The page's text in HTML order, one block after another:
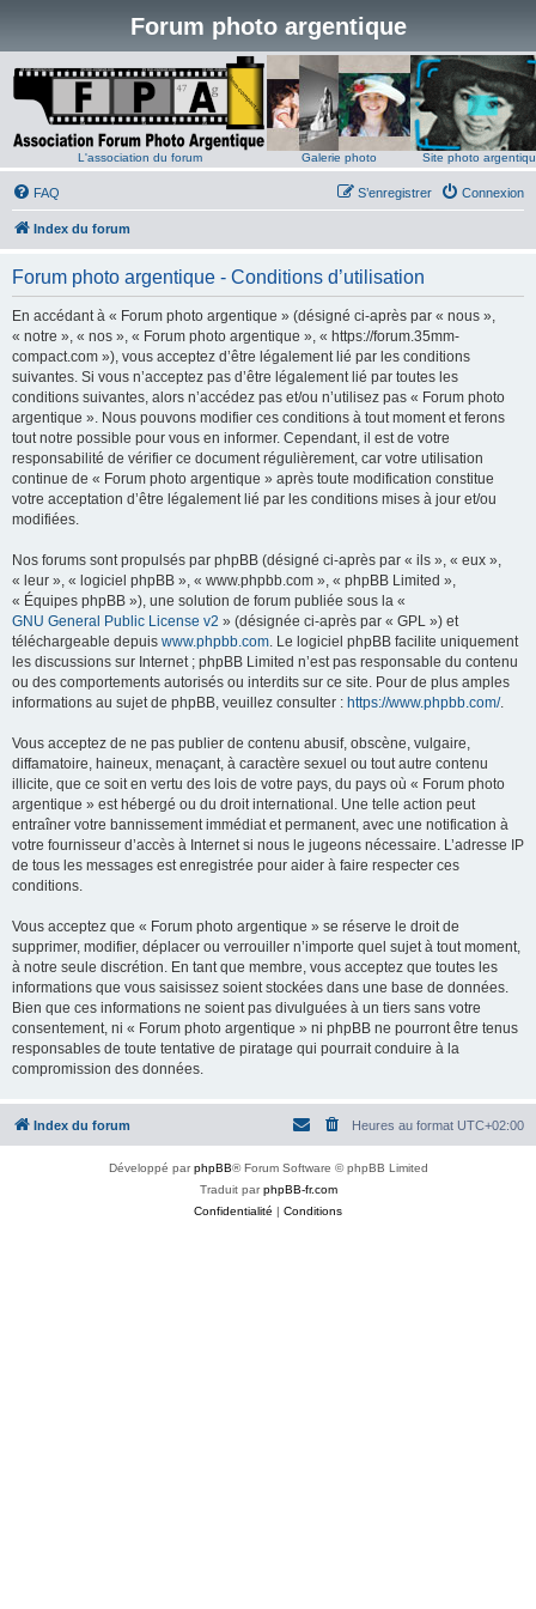
Forum photo argentique
L'association du forum Galerie photo Site photo
FAQ Connexion
S’enregistrer
Index du forum
Forum photo argentique - Conditions d’utilisation
En accédant à « Forum photo argentique » (désigné ci-après par « nous »,
« notre », « nos », « Forum photo argentique », « https://forum.35mm-
compact.com »), vous acceptez d’être légalement lié par les conditions
suivantes. Si vous n’acceptez pas d’être légalement lié par toutes les
conditions suivantes, alors n’accédez pas et/ou n’utilisez pas « Forum photo
argentique ». Nous pouvons modifier ces conditions à tout moment et ferons
tout notre possible pour vous en informer. Cependant, il est de votre
responsabilité de vérifier ce document régulièrement, car votre utilisation
continue de « Forum photo argentique » après toute modification constitue
votre acceptation d’être légalement lié par les conditions mises à jour et/ou
modifiées.
Nos forums sont propulsés par phpBB (désigné ci-après par « ils », « eux »,
« leur », « logiciel phpBB », « www.phpbb.com », « phpBB Limited »,
« Équipes phpBB »), une solution de forum publiée sous la «
GNU General Public License v2 » (désignée ci-après par « GPL ») et
téléchargeable depuis www.phpbb.com. Le logiciel phpBB facilite uniquement
les discussions sur Internet ; phpBB Limited n’est pas responsable du contenu
ou des comportements autorisés ou interdits sur ce site. Pour de plus amples
informations au sujet de phpBB, veuillez consulter : https://www.phpbb.com/.
Vous acceptez de ne pas publier de contenu abusif, obscène, vulgaire,
diffamatoire, haineux, menaçant, à caractère sexuel ou tout autre contenu
illicite, que ce soit en vertu des lois de votre pays, du pays où « Forum photo
argentique » est hébergé ou du droit international. Une telle action peut
entraîner votre bannissement immédiat et permanent, avec une notification à
votre fournisseur d’accès à Internet si nous le jugeons nécessaire. L’adresse IP
de tous les messages est enregistrée pour aider à faire respecter ces
conditions.
Vous acceptez que « Forum photo argentique » se réserve le droit de
supprimer, modifier, déplacer ou verrouiller n’importe quel sujet à tout moment,
à notre seule discrétion. En tant que membre, vous acceptez que toutes les
informations que vous saisissez soient stockées dans une base de données.
Bien que ces informations ne soient pas divulguées à un tiers sans votre
consentement, ni « Forum photo argentique » ni phpBB ne pourront être tenus
responsables de toute tentative de piratage qui pourrait conduire à la
compromission des données.
Index du forum Heures au format UTC+02:00
Développé parphpBB® Forum Software © phpBB Limited
Traduit parphpBB-fr.com
Confidentialité | Conditions